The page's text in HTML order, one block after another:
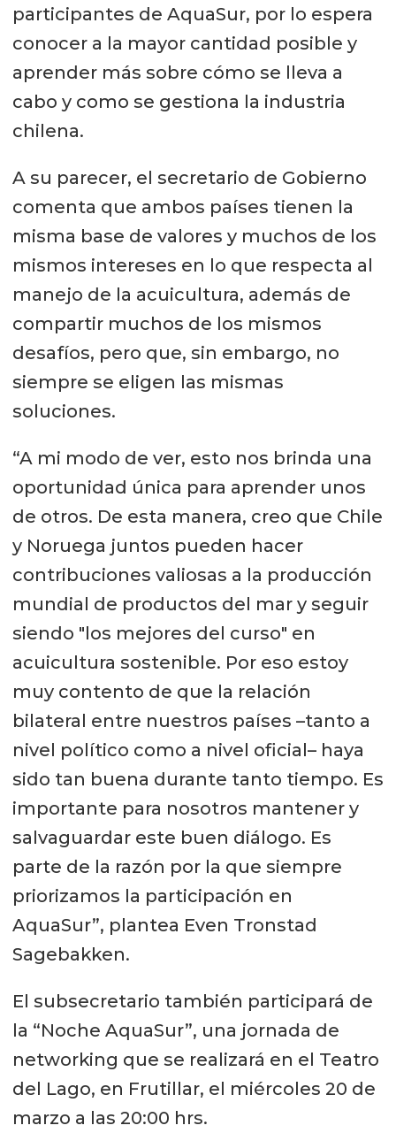
participantes de AquaSur, por lo espera
conocer a la mayor cantidad posible y
aprender más sobre cómo se lleva a
cabo y como se gestiona la industria
chilena.
A su parecer, el secretario de Gobierno
comenta que ambos países tienen la
misma base de valores y muchos de los
mismos intereses en lo que respecta al
manejo de la acuicultura, además de
compartir muchos de los mismos
desafíos, pero que, sin embargo, no
siempre se eligen las mismas
soluciones.
“A mi modo de ver, esto nos brinda una
oportunidad única para aprender unos
de otros. De esta manera, creo que Chile
y Noruega juntos pueden hacer
contribuciones valiosas a la producción
mundial de productos del mar y seguir
siendo "los mejores del curso" en
acuicultura sostenible. Por eso estoy
muy contento de que la relación
bilateral entre nuestros países –tanto a
nivel político como a nivel oficial– haya
sido tan buena durante tanto tiempo. Es
importante para nosotros mantener y
salvaguardar este buen diálogo. Es
parte de la razón por la que siempre
priorizamos la participación en
AquaSur”, plantea Even Tronstad
Sagebakken.
El subsecretario también participará de
la “Noche AquaSur”, una jornada de
networking que se realizará en el Teatro
del Lago, en Frutillar, el miércoles 20 de
marzo a las 20:00 hrs.